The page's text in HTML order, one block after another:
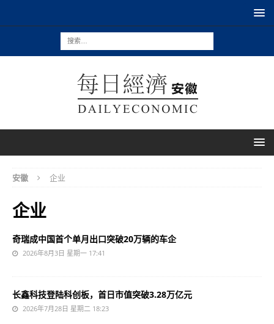
安徽 企业
企业
奇瑞成中国首个单月出口突破20万辆的车企
2026年8月3日 星期一 17:41
长鑫科技登陆科创板，首日市值突破3.28万亿元
2026年7月28日 星期二 18:23